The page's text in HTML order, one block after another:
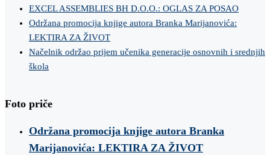
EXCEL ASSEMBLIES BH D.O.O.: OGLAS ZA POSAO
Održana promocija knjige autora Branka Marijanovića:
LEKTIRA ZA ŽIVOT
Načelnik održao prijem učenika generacije osnovnih i srednjih
škola
Foto priče
Održana promocija knjige autora Branka
Marijanovića: LEKTIRA ZA ŽIVOT